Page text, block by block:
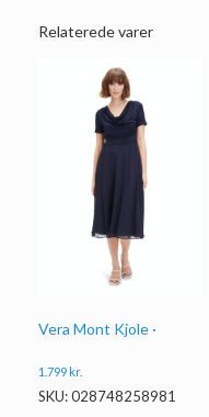
Relaterede varer
Vera Mont Kjole ·
1.799kr.
SKU: 028748258981